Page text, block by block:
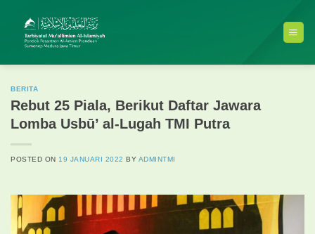
content
BERITA
Rebut 25 Piala, Berikut Daftar Jawara
Lomba Usbū’ al-Lugah TMI Putra
POSTED ON 19 JANUARI 2022 BY ADMINTMI